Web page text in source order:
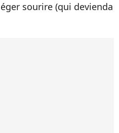
sourire (qui devienda